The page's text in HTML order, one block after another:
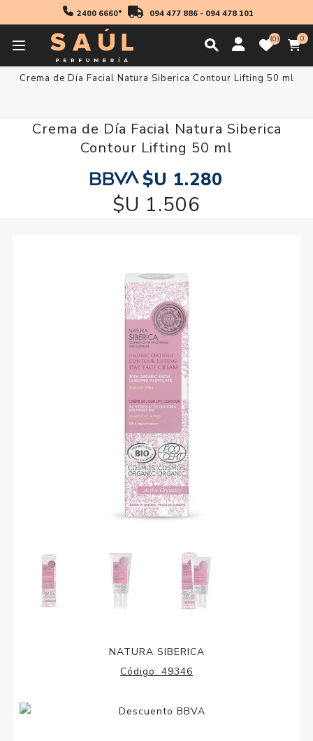
2400 6660* 094 477 886- 094 478 101
0 0
Cosmetica Mujer
Crema de Día Facial Natura Siberica Contour Lifting 50 ml
Crema de Día Facial Natura Siberica
Contour Lifting 50 ml
$U 1.280
$U 1.506
NATURA SIBERICA
Código: 49346